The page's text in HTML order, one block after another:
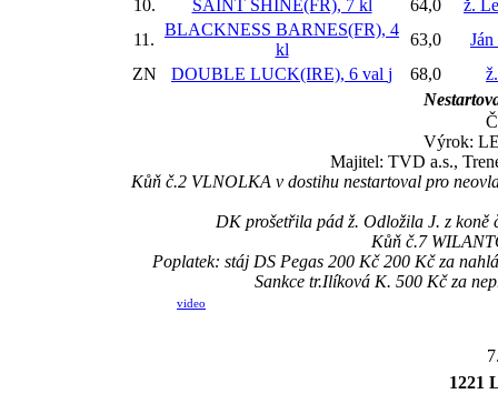
10.
SAINT SHINE(FR), 7 kl 64,0
ž.
11.
BLACKNESS BARNES(FR), 4
kl
63,0
ZN
DOUBLE LUCK(IRE), 6 val j 68,0
Výrok:
Majitel: TVD a.s.,
Kůň č.2 VLNOLKA v dostihu nestartoval pro
DK prošetřila pád ž. Odložila J. z
Kůň č.7
Poplatek: stáj DS Pegas 200 Kč 200 Kč za
Sankce tr.Ilíková K. 500 Kč za
video
1221